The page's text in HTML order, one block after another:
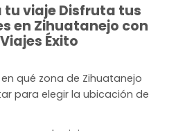
tu viaje Disfruta tus
en Zihuatanejo con
Viajes Éxito
qué zona de Zihuatanejo
para elegir la ubicación de